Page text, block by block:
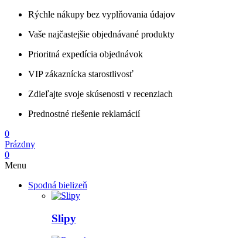
Rýchle nákupy bez vyplňovania údajov
Vaše najčastejšie objednávané produkty
Prioritná expedícia objednávok
VIP zákaznícka starostlivosť
Zdieľajte svoje skúsenosti v recenziach
Prednostné riešenie reklamácií
0
Prázdny
0
Menu
Spodná bielizeň
Slipy